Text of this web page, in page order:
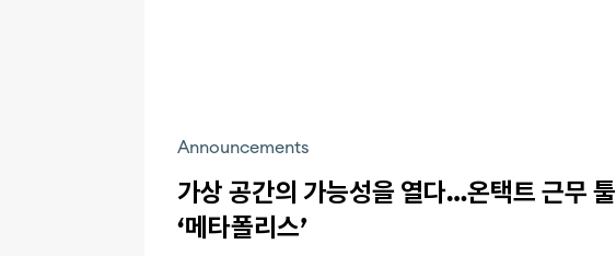
Announcements
가상 공간의 가능성을 열다…온택트 근무 툴
‘메타폴리스’